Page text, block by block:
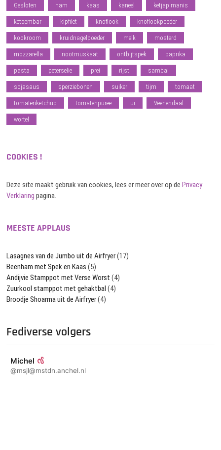
Gesloten ham kaas kaneel ketjap manis
ketoembar kipfilet knoflook knoflookpoeder
kookroom kruidnagelpoeder melk mosterd
mozzarella nootmuskaat ontbijtspek paprika
pasta peterselie prei rijst sambal
sojasaus sperziebonen suiker tijm tomaat
tomatenketchup tomatenpuree ui Veenendaal
wortel
COOKIES !
Deze site maakt gebruik van cookies, lees er meer over op dePrivacy
Verklaring pagina.
MEESTE APPLAUS
Lasagnes van de Jumbo uit de Airfryer(17)
Beenham met Spek en Kaas (5)
Andijvie Stamppot met Verse Worst (4)
Zuurkool stamppot met gehaktbal (4)
Broodje Shoarma uit de Airfryer(4)
Fediverse volgers
Michel
@msjl@mstdn.anchel.nl